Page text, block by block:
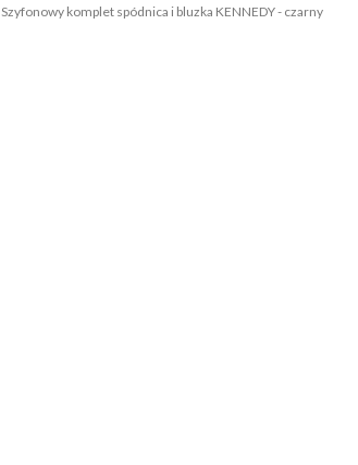
Szyfonowy komplet spódnica i bluzka KENNEDY - czarny